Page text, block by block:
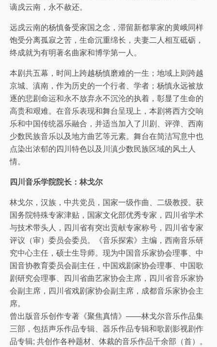
谪戍云南，永不赦还。
远戍云南的杨慎备受家国之念，滞留新都掌家的黄峨同样
饱受分离孤寂之苦，生命沉重绵长，夫妻二人相互砥砺，
终成就为有明著名曲家和博学第一人。
本剧共五幕，时间上跨越杨慎磨难的一生；地域上则跨越
京城、滇南，作为历史的一个行者、学者；杨慎永远被放
逐的悲剧命运和永不放弃永不沉沦的执着，彰显了生命的
高贵和艰难。在音乐表现和舞台呈现上，本剧将西方交响
乐和中国传统器乐融合，并适当加入了川剧、评弹、西南
少数民族音乐以及地方曲艺等元素。舞台在简洁写意中也
点染出浓郁的四川特色以及川滇少数民族区域的风土人
情。
四川音乐学院院长：林戈尔
林戈尔，汉族，中共党员，国家一级作曲、二级教授。获
国务院特殊专家津贴，国家文化部优秀专家，四川省学术
与技术带头人，四川省有突出贡献专家称号，四川省专家
评议（审）委员会委员。《音乐探索》主编，西南音乐研
究中心主任，硕士生导师。现为中国音乐家协会理事、中
国音协教育委员会副主任，中国戏剧家协会理事、中国歌
剧研究会理事、四川省曲艺家协会主席，四川省音乐家协
会副主席，四川省戏剧家协会副主席，成都音乐家协会主
席。
曾出版音乐创作专著《聚焦真情》——林戈尔音乐作品集
三部，包括声乐作品专辑、器乐作品专辑和歌剧影视剧作
品专辑; 共创作各种题材、体裁的音乐作品千余部（首）。